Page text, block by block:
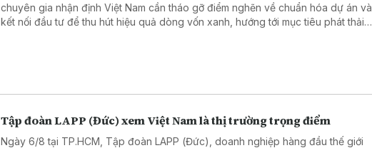
chuyên gia nhận định Việt Nam cần tháo gỡ điểm nghẽn về chuẩn hóa dự án và
kết nối đầu tư để thu hút hiệu quả dòng vốn xanh, hướng tới mục tiêu phát thải
Tập đoàn LAPP (Đức) xem Việt Nam là thị trường trọng điểm
Ngày 6/8 tại TP.HCM, Tập đoàn LAPP (Đức), doanh nghiệp hàng đầu thế giới